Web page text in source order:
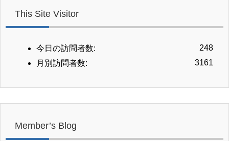
This Site Visitor
248
今日の訪問者数:
3161
月別訪問者数:
Member’s Blog